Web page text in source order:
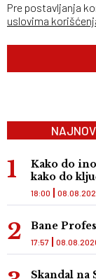
Pre postavljanja
uslovima
Kako do
kako do
18:00
Bane
17:57
Skandal na